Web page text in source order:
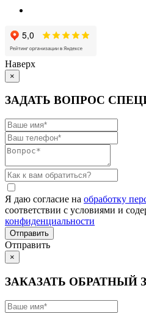
Наверх
×
ЗАДАТЬ ВОПРОС
Я даю согласие на обработку
соответствии с условиями и
конфиденциальности
Отправить
×
ЗАКАЗАТЬ ОБРАТНЫЙ